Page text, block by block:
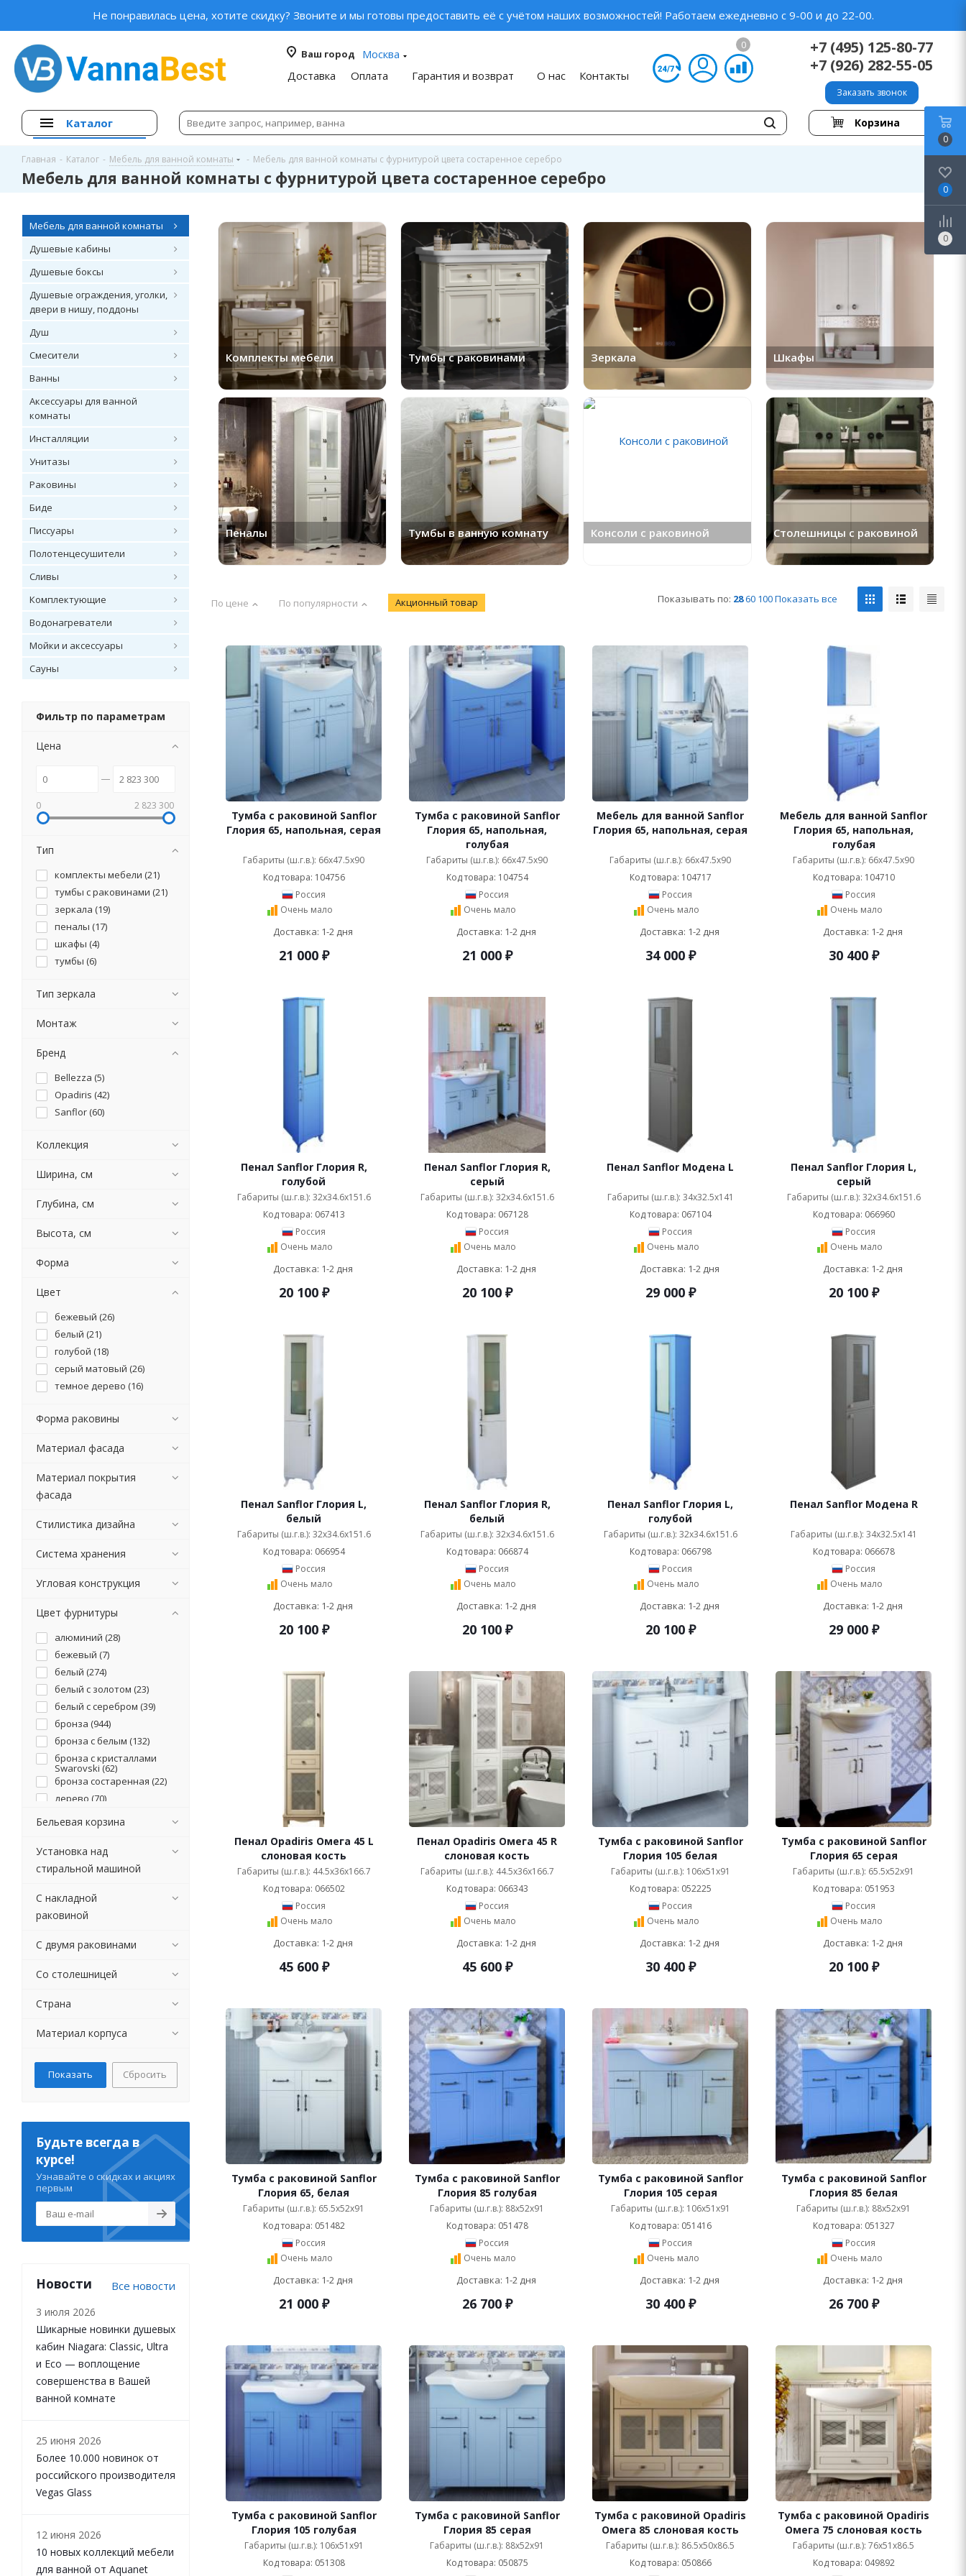
Не понравилась цена, хотите скидку? Звоните и мы готовы предоставить её с учётом наших возможностей! Работаем ежедневно с 9-00 и до 22-00.
Ваш город
Москва
Доставка
Оплата Гарантия и возврат О нас Контакты
0
+7 (495) 125-80-77
+7 (926) 282-55-05
Заказать звонок
Каталог Корзина
Главная - Каталог - Мебель для ванной комнаты - Мебель для ванной комнаты с фурнитурой цвета состаренное серебро
Мебель для ванной комнаты с фурнитурой цвета состаренное серебро
Комплекты мебели Тумбы с раковинами Зеркала Шкафы
Пеналы Тумбы в ванную комнату Консоли с раковиной Столешницы с раковиной
По цене По популярности Акционный товар Показывать по: 28 60 100Показать все
Тумба с раковиной Sanflor
Глория 65, напольная, серая
Габариты (ш.г.в.): 66x47.5x90
Код товара: 104756
Россия
Очень мало
Доставка: 1-2 дня
21 000₽
Тумба с раковиной Sanflor
Глория 65, напольная,
голубая
Габариты (ш.г.в.): 66x47.5x90
Код товара: 104754
Россия
Очень мало
Доставка: 1-2 дня
21 000₽
Мебель для ванной Sanflor
Глория 65, напольная, серая
Габариты (ш.г.в.): 66x47.5x90
Код товара: 104717
Россия
Очень мало
Доставка: 1-2 дня
34 000₽
Мебель для ванной Sanflor
Глория 65, напольная,
голубая
Габариты (ш.г.в.): 66x47.5x90
Код товара: 104710
Россия
Очень мало
Доставка: 1-2 дня
30 400₽
Пенал Sanflor Глория R,
голубой
Габариты (ш.г.в.): 32x34.6x151.6
Код товара: 067413
Россия
Очень мало
Доставка: 1-2 дня
20 100₽
Пенал Sanflor Глория R,
серый
Габариты (ш.г.в.): 32x34.6x151.6
Код товара: 067128
Россия
Очень мало
Доставка: 1-2 дня
20 100₽
Пенал Sanflor Модена L
Габариты (ш.г.в.): 34x32.5x141
Код товара: 067104
Россия
Очень мало
Доставка: 1-2 дня
29 000₽
Пенал Sanflor Глория L,
серый
Габариты (ш.г.в.): 32x34.6x151.6
Код товара: 066960
Россия
Очень мало
Доставка: 1-2 дня
20 100₽
Пенал Sanflor Глория L,
белый
Габариты (ш.г.в.): 32x34.6x151.6
Код товара: 066954
Россия
Очень мало
Доставка: 1-2 дня
20 100₽
Пенал Sanflor Глория R,
белый
Габариты (ш.г.в.): 32x34.6x151.6
Код товара: 066874
Россия
Очень мало
Доставка: 1-2 дня
20 100₽
Пенал Sanflor Глория L,
голубой
Габариты (ш.г.в.): 32x34.6x151.6
Код товара: 066798
Россия
Очень мало
Доставка: 1-2 дня
20 100₽
Пенал Sanflor Модена R
Габариты (ш.г.в.): 34x32.5x141
Код товара: 066678
Россия
Очень мало
Доставка: 1-2 дня
29 000₽
Пенал Opadiris Омега 45 L
слоновая кость
Габариты (ш.г.в.): 44.5x36x166.7
Код товара: 066502
Россия
Очень мало
Доставка: 1-2 дня
45 600₽
Пенал Opadiris Омега 45 R
слоновая кость
Габариты (ш.г.в.): 44.5x36x166.7
Код товара: 066343
Россия
Очень мало
Доставка: 1-2 дня
45 600₽
Тумба с раковиной Sanflor
Глория 105 белая
Габариты (ш.г.в.): 106x51x91
Код товара: 052225
Россия
Очень мало
Доставка: 1-2 дня
30 400₽
Тумба с раковиной Sanflor
Глория 65 серая
Габариты (ш.г.в.): 65.5x52x91
Код товара: 051953
Россия
Очень мало
Доставка: 1-2 дня
20 100₽
Тумба с раковиной Sanflor
Глория 65, белая
Габариты (ш.г.в.): 65.5x52x91
Код товара: 051482
Россия
Очень мало
Доставка: 1-2 дня
21 000₽
Тумба с раковиной Sanflor
Глория 85 голубая
Габариты (ш.г.в.): 88x52x91
Код товара: 051478
Россия
Очень мало
Доставка: 1-2 дня
26 700₽
Тумба с раковиной Sanflor
Глория 105 серая
Габариты (ш.г.в.): 106x51x91
Код товара: 051416
Россия
Очень мало
Доставка: 1-2 дня
30 400₽
Тумба с раковиной Sanflor
Глория 85 белая
Габариты (ш.г.в.): 88x52x91
Код товара: 051327
Россия
Очень мало
Доставка: 1-2 дня
26 700₽
Тумба с раковиной Sanflor
Глория 105 голубая
Габариты (ш.г.в.): 106x51x91
Код товара: 051308
Тумба с раковиной Sanflor
Глория 85 серая
Габариты (ш.г.в.): 88x52x91
Код товара: 050875
Тумба с раковиной Opadiris
Омега 85 cлоновая кость
Габариты (ш.г.в.): 86.5x50x86.5
Код товара: 050866
Тумба с раковиной Opadiris
Омега 75 cлоновая кость
Габариты (ш.г.в.): 76x51x86.5
Код товара: 049892
Мебель для ванной комнаты
Душевые кабины
Душевые боксы
Душевые ограждения, уголки,
двери в нишу, поддоны
Душ
Смесители
Ванны
Аксессуары для ванной
комнаты
Инсталляции
Унитазы
Раковины
Биде
Писсуары
Полотенцесушители
Сливы
Комплектующие
Водонагреватели
Мойки и аксессуары
Сауны
Фильтр по параметрам
Цена
0 2 823 300
Тип
комплекты мебели (21)
тумбы с раковинами (21)
зеркала (19)
пеналы (17)
шкафы (4)
тумбы (6)
Тип зеркала
Монтаж
Бренд
Bellezza (5)
Opadiris (42)
Sanflor (60)
Коллекция
Ширина, см
Глубина, см
Высота, см
Форма
Цвет
бежевый (26)
белый (21)
голубой (18)
серый матовый (26)
темное дерево (16)
Форма раковины
Материал фасада
Материал покрытия
фасада
Стилистика дизайна
Система хранения
Угловая конструкция
Цвет фурнитуры
алюминий (28)
бежевый (7)
белый (274)
белый с золотом (23)
белый с серебром (39)
бронза (944)
бронза с белым (132)
бронза с кристаллами
Swarovski (62)
бронза состаренная (22)
дерево (70)
золото с кристаллами
золотой (13
коричневый (4)
латунь (
матовый хром (25
наборы аксессуаров для
никель (
сатин ( 10)
серебро матовое (
серебро с кристаллами
(107)
состаренная бронза (
состаренное олово (
состаренное серебро (2)
хром (13621)
хром белый (
хром кристаллы
Swarovski (2)
хром с деревом ( 23)
хром с коричневым (
хром с красным ( 26)
хром с кристаллами ( 182)
хром с кристаллами
Swarovski (68)
черный (546)
черный матовый (
Бельевая корзина
Установка над
стиральной машиной
С накладной
раковиной
С двумя раковинами
Со столешницей
Страна
Материал корпуса
Сбросить
Будьте всегда в
курсе!
Узнавайте о скидках и акциях
первым
Новости Все новости
3 июля 2026
Шикарные новинки душевых
кабин Niagara: Classic, Ultra
и Eco — воплощение
совершенства в Вашей
ванной комнате
25 июня 2026
Более 10.000 новинок от
российского производителя
Vegas Glass
12 июня 2026
10 новых коллекций мебели
для ванной от Aquanet
0
0
0